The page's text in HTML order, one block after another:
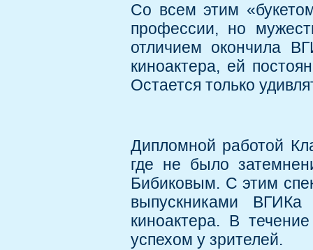
Со всем этим
профессии, но
отличием окончила
киноактера, ей
Остается только
Дипломной работой
где не было
Бибиковым. С этим
выпускниками
киноактера. В
успехом у зрителей.